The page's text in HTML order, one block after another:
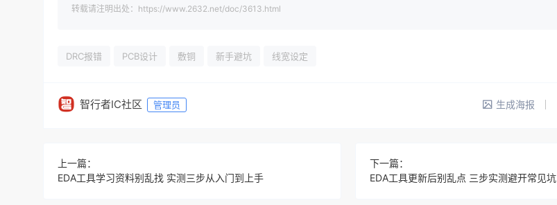
转载请注明出处：https://www.2632.net/doc/3613.html
DRC报错 PCB设计 敷铜 新手避坑 线宽设定
智行者IC社区 管理员 生成海报
上一篇：
EDA工具学习资料别乱找 实测三步从入门到上手
下一篇：
EDA工具更新后别乱点 三步实测避开常见坑